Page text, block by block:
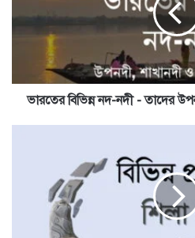
-
তাদের
ও
অন্যান্যভারতের বিভিন্ন নদ-নদী - তাদের
শ্রেণীবিভাগ